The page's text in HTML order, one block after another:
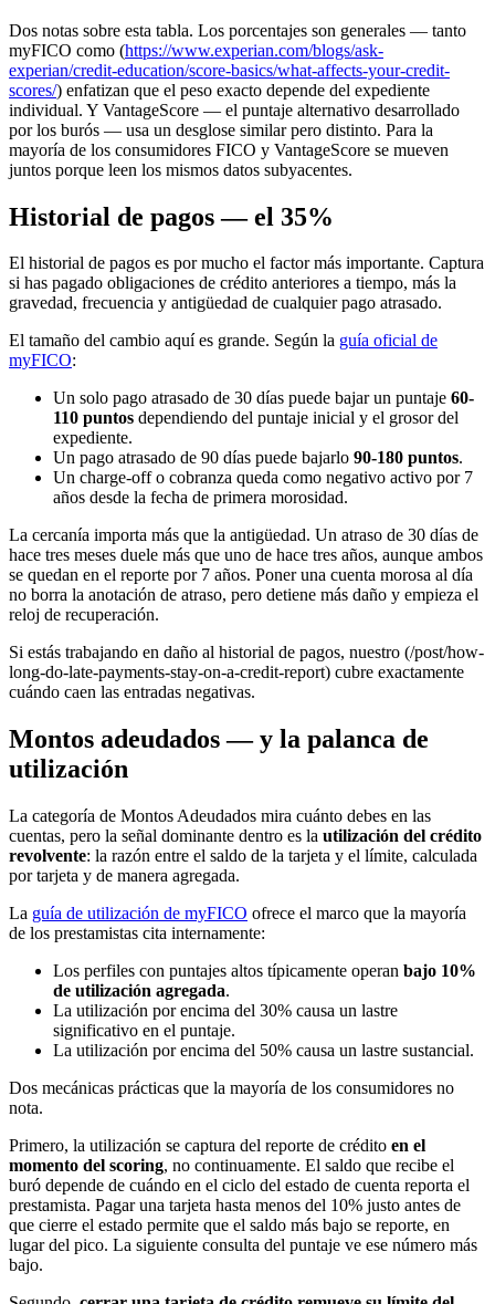
Dos notas sobre esta tabla. Los porcentajes son generales — tanto
myFICO como (https://www.experian.com/blogs/ask-
experian/credit-education/score-basics/what-affects-your-credit-
scores/) enfatizan que el peso exacto depende del expediente
individual. Y VantageScore — el puntaje alternativo desarrollado
por los burós — usa un desglose similar pero distinto. Para la
mayoría de los consumidores FICO y VantageScore se mueven
juntos porque leen los mismos datos subyacentes.
Historial de pagos — el 35%
El historial de pagos es por mucho el factor más importante. Captura
si has pagado obligaciones de crédito anteriores a tiempo, más la
gravedad, frecuencia y antigüedad de cualquier pago atrasado.
El tamaño del cambio aquí es grande. Según la guía oficial de
myFICO:
Un solo pago atrasado de 30 días puede bajar un puntaje 60-
110 puntos dependiendo del puntaje inicial y el grosor del
expediente.
Un pago atrasado de 90 días puede bajarlo 90-180 puntos.
Un charge-off o cobranza queda como negativo activo por 7
años desde la fecha de primera morosidad.
La cercanía importa más que la antigüedad. Un atraso de 30 días de
hace tres meses duele más que uno de hace tres años, aunque ambos
se quedan en el reporte por 7 años. Poner una cuenta morosa al día
no borra la anotación de atraso, pero detiene más daño y empieza el
reloj de recuperación.
Si estás trabajando en daño al historial de pagos, nuestro (/post/how-
long-do-late-payments-stay-on-a-credit-report) cubre exactamente
cuándo caen las entradas negativas.
Montos adeudados — y la palanca de
utilización
La categoría de Montos Adeudados mira cuánto debes en las
cuentas, pero la señal dominante dentro es la utilización del crédito
revolvente: la razón entre el saldo de la tarjeta y el límite, calculada
por tarjeta y de manera agregada.
La guía de utilización de myFICO ofrece el marco que la mayoría
de los prestamistas cita internamente:
Los perfiles con puntajes altos típicamente operan bajo 10%
de utilización agregada.
La utilización por encima del 30% causa un lastre
significativo en el puntaje.
La utilización por encima del 50% causa un lastre sustancial.
Dos mecánicas prácticas que la mayoría de los consumidores no
nota.
Primero, la utilización se captura del reporte de crédito en el
momento del scoring, no continuamente. El saldo que recibe el
buró depende de cuándo en el ciclo del estado de cuenta reporta el
prestamista. Pagar una tarjeta hasta menos del 10% justo antes de
que cierre el estado permite que el saldo más bajo se reporte, en
lugar del pico. La siguiente consulta del puntaje ve ese número más
bajo.